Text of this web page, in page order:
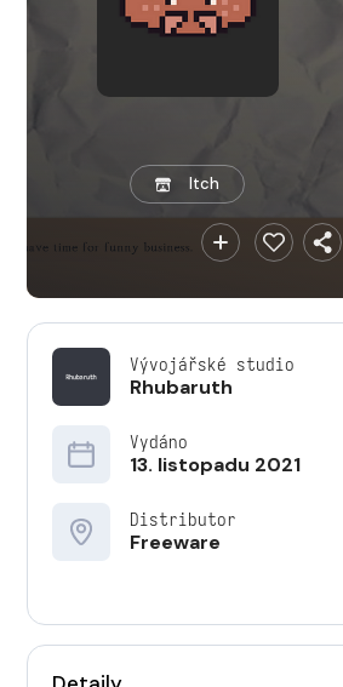
Itch
Vývojářské studio
Rhubaruth
Vydáno
13. listopadu 2021
Distributor
Freeware